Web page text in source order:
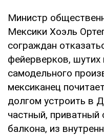
Министр
Мексики Хоэль
сограждан
фейерверков, шутих
самодельного
мексиканец
долгом устроить в
частный,
балкона, из